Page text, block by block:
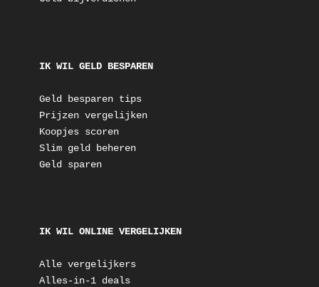
IK WIL GELD BESPAREN
Geld besparen tips
Prijzen vergelijken
Koopjes scoren
Slim geld beheren
Geld sparen
IK WIL ONLINE VERGELIJKEN
Alle vergelijkers
Alles-in-1 deals